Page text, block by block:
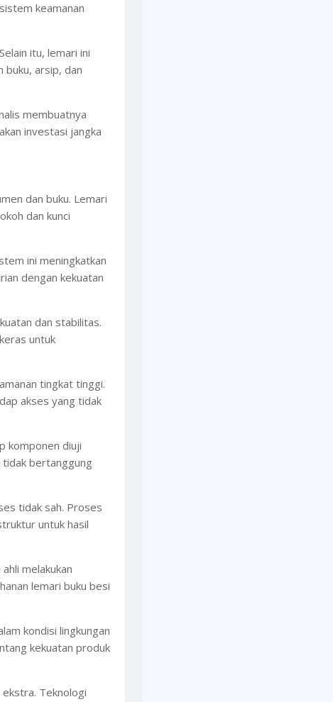
keamanan
itu, lemari ini
buku, arsip, dan
membuatnya
investasi jangka
dan buku. Lemari
dan kunci
ini meningkatkan
dengan kekuatan
dan stabilitas.
untuk
tingkat tinggi.
akses yang tidak
komponen diuji
tidak bertanggung
tidak sah. Proses
untuk hasil
melakukan
lemari buku besi
kondisi lingkungan
kekuatan produk
Teknologi